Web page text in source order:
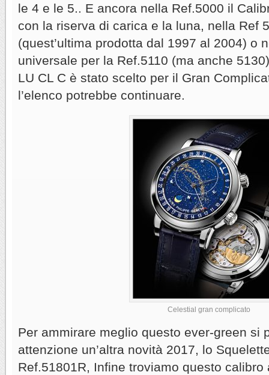
le 4 e le 5.. E ancora nella Ref.5000 il
con la riserva di carica e la luna, nella Ref
(quest’ultima prodotta dal 1997 al 2004) o
universale per la Ref.5110 (ma anche
LU CL C è stato scelto per il Gran
l’elenco potrebbe continuare.
Celestial gran complicato
Per ammirare meglio questo ever-green si
attenzione un’altra novità 2017, lo
Ref.51801R, Infine troviamo questo calibro